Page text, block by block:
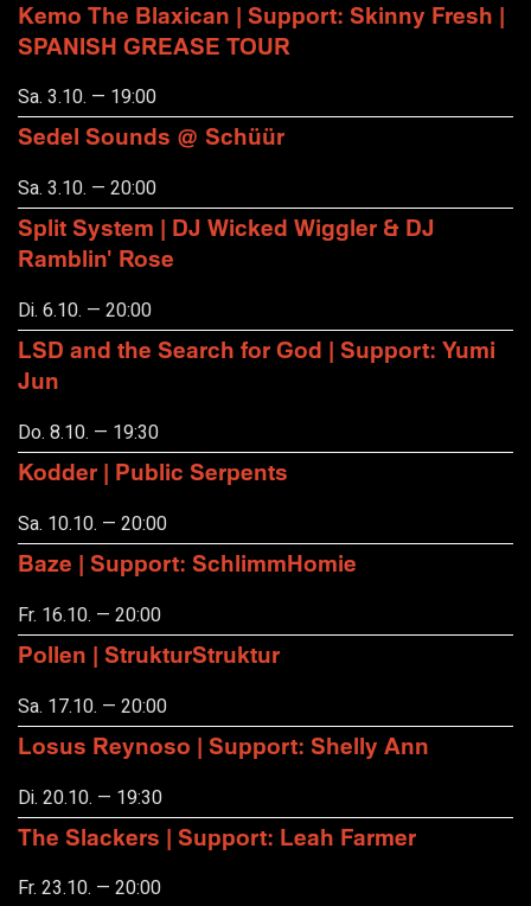
Kemo The Blaxican | Support: Skinny Fresh |
SPANISH GREASE TOUR
Sa. 3.10. — 19:00
Sedel Sounds @ Schüür
Sa. 3.10. — 20:00
Split System | DJ Wicked Wiggler & DJ
Ramblin' Rose
Di. 6.10. — 20:00
LSD and the Search for God | Support: Yumi
Jun
Do. 8.10. — 19:30
Kodder | Public Serpents
Sa. 10.10. — 20:00
Baze | Support: SchlimmHomie
Fr. 16.10. — 20:00
Pollen | StrukturStruktur
Sa. 17.10. — 20:00
Losus Reynoso | Support: Shelly Ann
Di. 20.10. — 19:30
The Slackers | Support: Leah Farmer
Fr. 23.10. — 20:00